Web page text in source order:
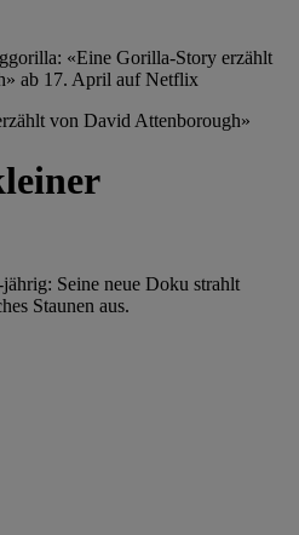
«Eine Gorilla-Story erzählt
ab 17. April auf Netflix
von David Attenborough»
Seine neue Doku strahlt
Staunen aus.